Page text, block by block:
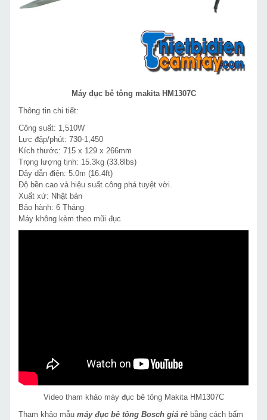
Máy đục bê tông makita HM1307C
Thông tin chi tiết:
Công suất: 1,510W
Lực đập/phút: 730-1,450
Kích thước: 715 x 129 x 266mm
Trọng lượng tịnh: 15.3kg (33.8lbs)
Dây dẫn điện: 5.0m (16.4ft)
Độ bền cao và hiệu suất công phá tuyệt vời.
Xuất xứ: Nhật bản
Bảo hành: 6 Tháng
Máy không kèm theo mũi đục
Video tham khảo máy đục bê tông Makita HM1307C
Tham khảo mẫu máy đục bê tông Bosch giá rẻ bằng cách bấm